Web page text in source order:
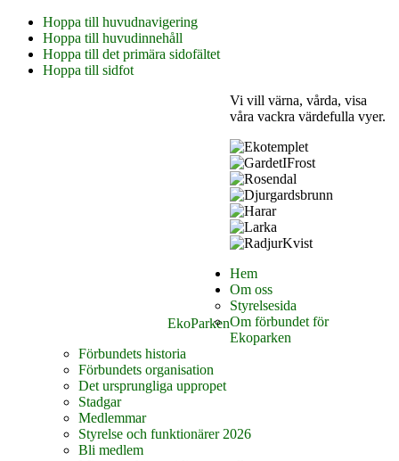
Hoppa till huvudnavigering
Hoppa till huvudinnehåll
Hoppa till det primära sidofältet
Hoppa till sidfot
EkoParken
Vi vill värna, vårda, visa
våra vackra värdefulla vyer.
Hem
Om oss
Styrelsesida
Om förbundet för
Ekoparken
Förbundets historia
Förbundets organisation
Det ursprungliga uppropet
Stadgar
Medlemmar
Styrelse och funktionärer 2026
Bli medlem